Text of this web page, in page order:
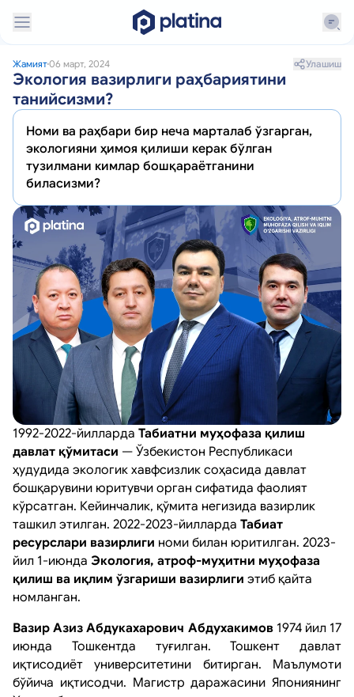
Жамият06 март, 2024 Улашиш
Экология вазирлиги раҳбариятини
танийсизми?
Номи ва раҳбари бир неча марталаб ўзгарган,
экологияни ҳимоя қилиши керак бўлган
тузилмани кимлар бошқараётганини
биласизми?
1992-2022-йилларда Табиатни муҳофаза қилиш
давлат қўмитаси — Ўзбекистон Республикаси
ҳудудида экологик хавфсизлик соҳасида давлат
бошқарувини юритувчи орган сифатида фаолият
кўрсатган. Кейинчалик, қўмита негизида вазирлик
ташкил этилган. 2022-2023-йилларда Табиат
ресурслари вазирлиги номи билан юритилган. 2023-
йил 1-июнда Экология, атроф-муҳитни муҳофаза
қилиш ва иқлим ўзгариши вазирлиги этиб қайта
номланган.
Вазир Азиз Aбдукахарович Aбдухакимов1974 йил 17
июнда Тошкентда туғилган. Тошкент давлат
иқтисодиёт университетини битирган. Маълумоти
бўйича иқтисодчи. Магистр даражасини Япониянинг